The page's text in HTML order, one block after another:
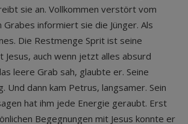
sie an. Vollkommen verstört vom
Grabes informiert sie die Jünger. Als
Die Restmenge Sprit ist seine
Jesus, auch wenn jetzt alles absurd
leere Grab sah, glaubte er. Seine
Und dann kam Petrus, langsamer. Sein
hat ihm jede Energie geraubt. Erst
Begegnungen mit Jesus konnte er